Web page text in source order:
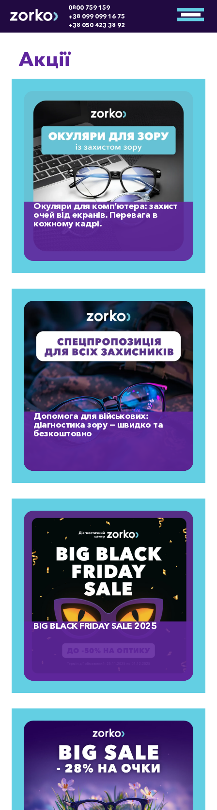
0800 759 159
+38 099 099 16 75
+38 050 423 38 92
Акції
Окуляри для комп’ютера: захист
очей від екранів. Перевага в
кожному кадрі.
Допомога для військових:
діагностика зору — швидко та
безкоштовно
BIG BLACK FRIDAY SALE 2025